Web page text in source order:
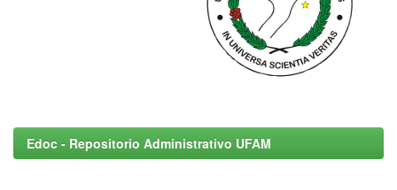
Edoc - Repositorio Administrativo UFAM